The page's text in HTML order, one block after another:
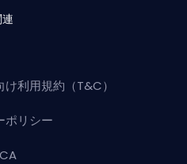
利用規約（T&C）
ポリシー